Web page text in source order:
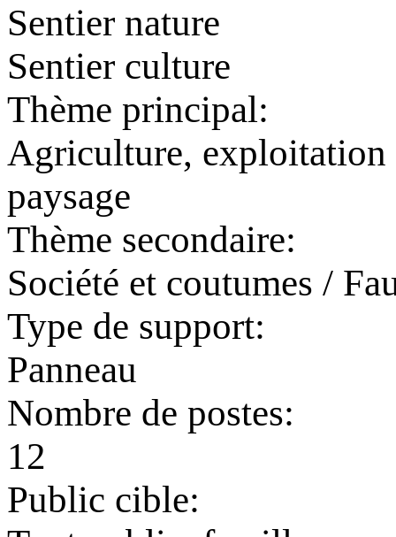
Sentier nature
Sentier culture
Thème principal:
Agriculture, exploitation
paysage
Thème secondaire:
Société et coutumes /
Type de support:
Panneau
Nombre de postes:
12
Public cible: